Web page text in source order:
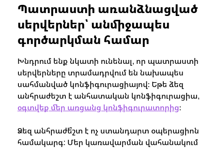
Պատրաստի առանձնացված
սերվերներ՝ անմիջապես
գործարկման համար
Խնդրում ենք նկատի ունենալ, որ պատրաստի
սերվերները տրամադրվում են նախապես
սահմանված կոնֆիգուրացիայով։ Եթե ձեզ
անհրաժեշտ է անհատական կոնֆիգուրացիա,
օգտվեք մեր առցանց կոնֆիգուրատորից։
Ձեզ անհրաժե՞շտ է ոչ ստանդարտ օպերացիոն
համակարգ: Մեր կառավարման վահանակում